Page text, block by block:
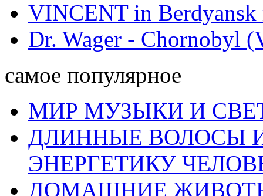
VINCENT in
Dr. Wager - Chornobyl
самое популярное
МИР МУЗЫКИ И
ДЛИННЫЕ ВОЛОСЫ
ЭНЕРГЕТИКУ
ДОМАШНИЕ